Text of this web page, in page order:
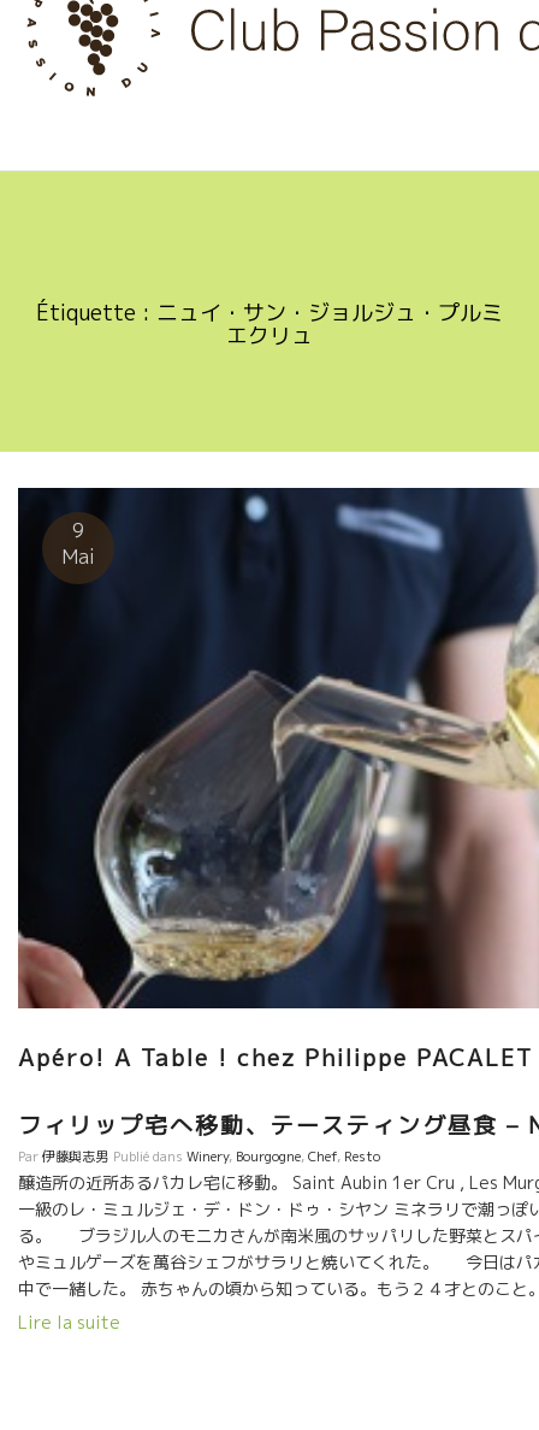
Skip
content
Étiquette : ニュイ・サン・ジョルジュ・プルミ
エクリュ
9
Mai
Apéro! A Table ! chez Philippe PACALET
フィリップ宅へ移動、テースティング昼食 –
Par伊藤與志男 Publié dans Winery, Bourgogne,Chef, Resto
醸造所の近所あるパカレ宅に移動。 Saint Aubin 1er Cru , Les
一級のレ・ミュルジェ・デ・ドン・ドゥ・シヤン ミネラリで潮っ
る。 ブラジル人のモニカさんが南米風のサッパリした野菜とスパ
やミュルゲーズを萬谷シェフがサラリと焼いてくれた。 今日はパ
中で一緒した。 赤ちゃんの頃から知っている。もう２４才とのこ
んだことがある萬谷さん、スペイン語とポルトガル語はやや似てい
Lire la suite